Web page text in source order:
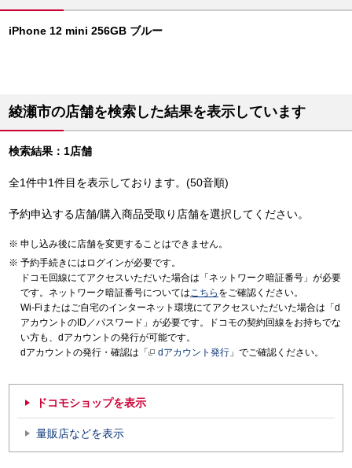
iPhone 12 mini 256GB ブルー
綾瀬市の店舗を検索した結果を表示しています
検索結果：1店舗
全1件中1件目を表示しております。(50音順)
予約申込する店舗/購入商品受取り店舗を選択してください。
申し込み後に店舗を変更することはできません。
予約手続きにはログインが必要です。
ドコモ回線にてアクセスいただいた場合は「ネットワーク暗証番号」が必要
です。ネットワーク暗証番号についてはこちら をご確認ください。
Wi-Fiまたはご自宅のインターネット環境にてアクセスいただいた場合は「d
アカウントのID／パスワード」が必要です。ドコモの契約回線をお持ちでな
い方も、dアカウントの発行が可能です。
dアカウントの発行・確認は「
dアカウント発行 」でご確認ください。
ドコモショップを表示
量販店などを表示